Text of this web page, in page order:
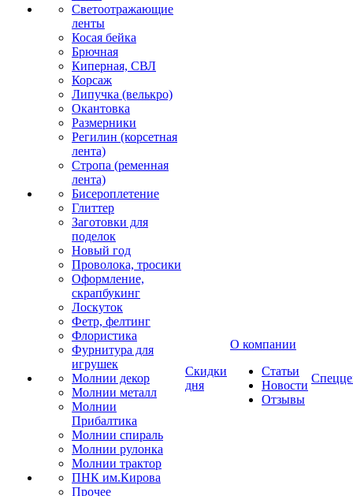
Светоотражающие
ленты
Косая бейка
Брючная
Киперная, СВЛ
Корсаж
Липучка (велькро)
Окантовка
Размерники
Регилин (корсетная
лента)
Стропа (ременная
лента)
Бисероплетение
Глиттер
Заготовки для
поделок
Новый год
Проволока, тросики
Оформление,
скрапбукинг
Лоскуток
Фетр, фелтинг
Флористика
Фурнитура для
игрушек
Молнии декор
Молнии металл
Молнии
Прибалтика
Молнии спираль
Молнии рулонка
Молнии трактор
ПНК им.Кирова
Прочее
Скидки
дня
О компании
Статьи
Новости
Отзывы